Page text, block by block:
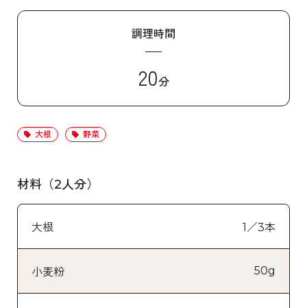
調理時間
20分
大根 野菜
材料（2人分）
大根 1／3本
小麦粉 50g